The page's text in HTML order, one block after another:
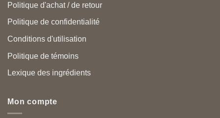
Politique d'achat / de retour
Politique de confidentialité
Conditions d'utilisation
Politique de témoins
Lexique des ingrédients
Mon compte